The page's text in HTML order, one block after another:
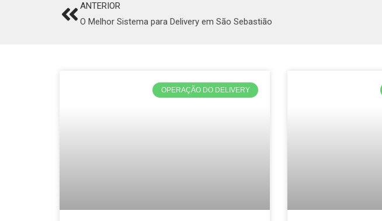
PrevANTERIOR
O Melhor Sistema para Delivery em São Sebastião
OPERAÇÃO DO DELIVERY